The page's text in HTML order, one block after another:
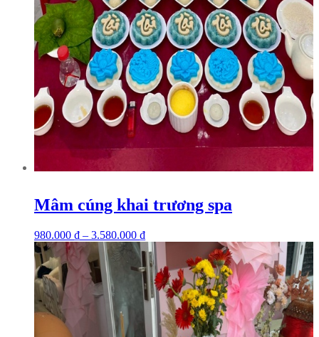
Mâm cúng khai trương spa
980.000 ₫ – 3.580.000 ₫